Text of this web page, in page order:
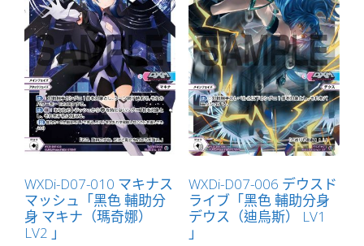
WXDi-D07-010 マキナス
マッシュ「黑色 輔助分
身 マキナ（瑪奇娜）
LV2 」
WXDi-D07-006 デウスド
ライブ「黑色 輔助分身
デウス（迪烏斯） LV1
」